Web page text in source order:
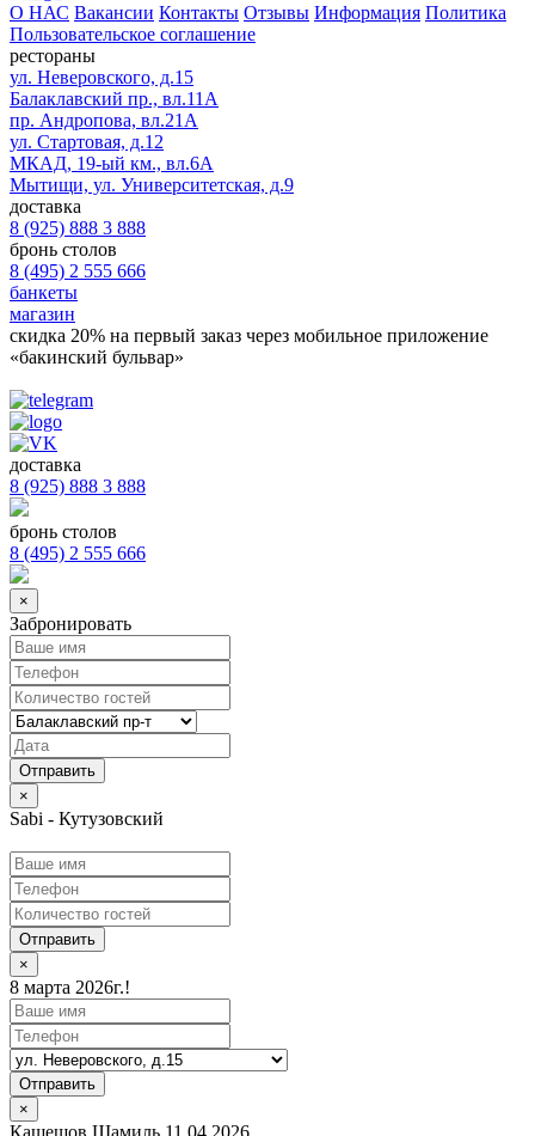
О НАС Вакансии Контакты Отзывы Информация Политика
Пользовательское соглашение
рестораны
ул. Неверовского, д.15
Балаклавский пр., вл.11А
пр. Андропова, вл.21А
ул. Стартовая, д.12
МКАД, 19-ый км., вл.6А
Мытищи, ул. Университетская, д.9
доставка
8 (925) 888 3 888
бронь столов
8 (495) 2 555 666
банкеты
магазин
скидка 20% на первый заказ через мобильное приложение
«бакинский бульвар»
доставка
8 (925) 888 3 888
бронь столов
8 (495) 2 555 666
×
Забронировать
×
Sabi - Кутузовский
Отправить
×
8 марта 2026г.!
Отправить
×
Кашешов Шамиль 11.04.2026